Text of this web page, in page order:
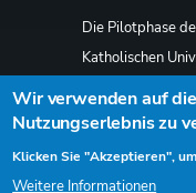
Die Pilotphase
Katholischen
Das Team ist
for Global Health
Danksagung:
Wir verwenden auf
Nutzungserlebnis zu
Klicken Sie "Akzeptieren",
Weitere Informationen